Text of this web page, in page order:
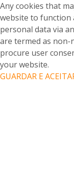
Any cookies that
website to function
personal data via
are termed as non-
procure user
your website.
GUARDAR E